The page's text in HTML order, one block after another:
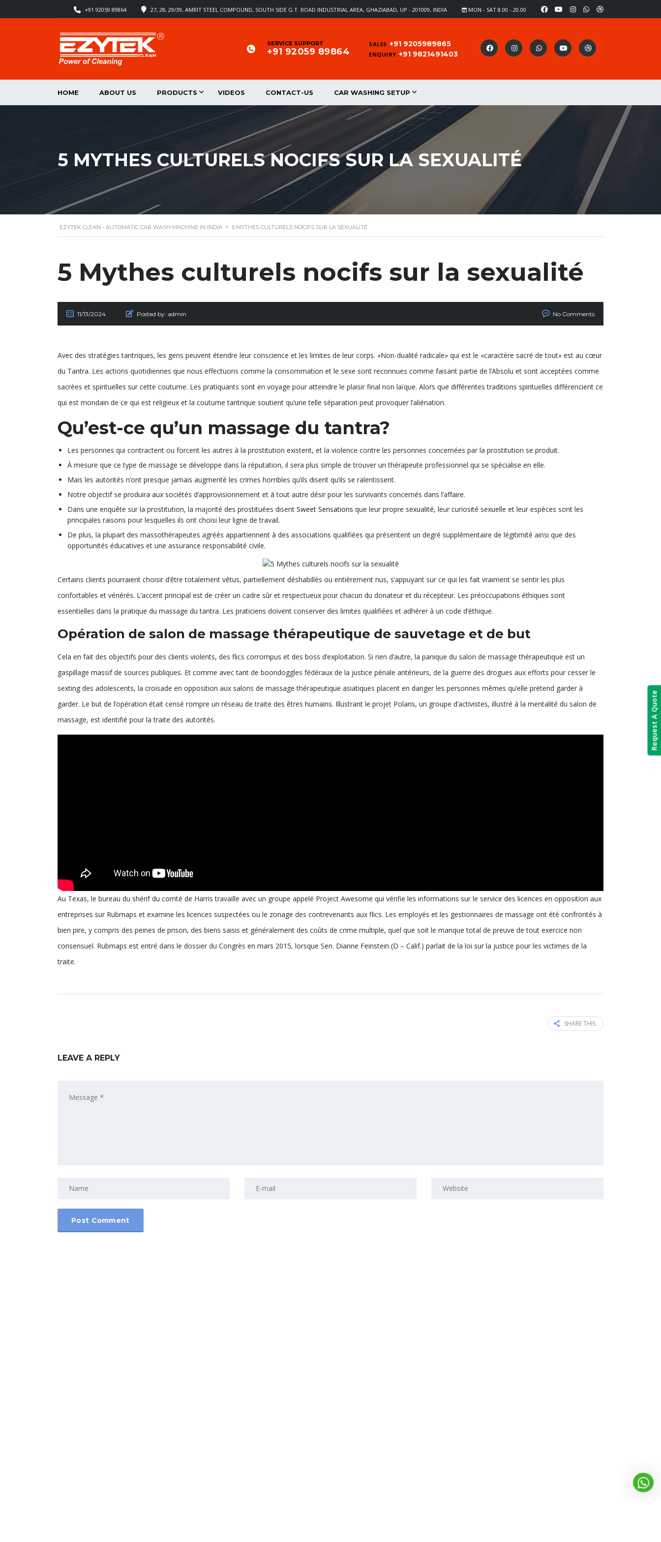
MON - SAT 8.00 - 20.00
27, 28, 29/39, AMRIT STEEL COMPOUND, SOUTH SIDE G.T. ROAD INDUSTRIAL AREA, GHAZIABAD, UP - 201009, INDIA
+91 92059 89864
SALES +91 9205989865
ENQUIRY +91 9821491403
SERVICE SUPPORT
+91 92059 89864
HOME ABOUT US PRODUCTS VIDEOS CONTACT-US CAR WASHING SETUP
5 MYTHES CULTURELS NOCIFS SUR LA SEXUALITÉ
EZYTEK CLEAN - AUTOMATIC CAR WASH MACHINE IN INDIA > 5 MYTHES CULTURELS NOCIFS SUR LA SEXUALITÉ
5 Mythes culturels nocifs sur la sexualité
11/13/2024 Posted by: admin No Comments
Avec des stratégies tantriques, les gens peuvent étendre leur conscience et les limites de leur corps. «Non-dualité radicale» qui est le «caractère sacré de tout» est au cœur
du Tantra. Les actions quotidiennes que nous effectuons comme la consommation et le sexe sont reconnues comme faisant partie de l’Absolu et sont acceptées comme
sacrées et spirituelles sur cette coutume. Les pratiquants sont en voyage pour atteindre le plaisir final non laïque. Alors que différentes traditions spirituelles différencient ce
qui est mondain de ce qui est religieux et la coutume tantrique soutient qu’une telle séparation peut provoquer l’aliénation.
Qu’est-ce qu’un massage du tantra?
Les personnes qui contractent ou forcent les autres à la prostitution existent, et la violence contre les personnes concernées par la prostitution se produit.
À mesure que ce type de massage se développe dans la réputation, il sera plus simple de trouver un thérapeute professionnel qui se spécialise en elle.
Mais les autorités n’ont presque jamais augmenté les crimes horribles qu’ils disent qu’ils se ralentissent.
Notre objectif se produira aux sociétés d’approvisionnement et à tout autre désir pour les survivants concernés dans l’affaire.
Dans une enquête sur la prostitution, la majorité des prostituées disent Sweet Sensations que leur propre sexualité, leur curiosité sexuelle et leur espèces sont les
principales raisons pour lesquelles ils ont choisi leur ligne de travail.
De plus, la plupart des massothérapeutes agréés appartiennent à des associations qualifiées qui présentent un degré supplémentaire de légitimité ainsi que des
opportunités éducatives et une assurance responsabilité civile.
Certains clients pourraient choisir d’être totalement vêtus, partiellement déshabillés ou entièrement nus, s’appuyant sur ce qui les fait vraiment se sentir les plus
confortables et vénérés. L’accent principal est de créer un cadre sûr et respectueux pour chacun du donateur et du récepteur. Les préoccupations éthiques sont
essentielles dans la pratique du massage du tantra. Les praticiens doivent conserver des limites qualifiées et adhérer à un code d’éthique.
Opération de salon de massage thérapeutique de sauvetage et de but
Cela en fait des objectifs pour des clients violents, des flics corrompus et des boss d’exploitation. Si rien d’autre, la panique du salon de massage thérapeutique est un
gaspillage massif de sources publiques. Et comme avec tant de boondoggles fédéraux de la justice pénale antérieurs, de la guerre des drogues aux efforts pour cesser le
sexting des adolescents, la croisade en opposition aux salons de massage thérapeutique asiatiques placent en danger les personnes mêmes qu’elle prétend garder à
garder. Le but de l’opération était censé rompre un réseau de traite des êtres humains. Illustrant le projet Polaris, un groupe d’activistes, illustré à la mentalité du salon de
massage, est identifié pour la traite des autorités.
Au Texas, le bureau du shérif du comté de Harris travaille avec un groupe appelé Project Awesome qui vérifie les informations sur le service des licences en opposition aux
entreprises sur Rubmaps et examine les licences suspectées ou le zonage des contrevenants aux flics. Les employés et les gestionnaires de massage ont été confrontés à
bien pire, y compris des peines de prison, des biens saisis et généralement des coûts de crime multiple, quel que soit le manque total de preuve de tout exercice non
consensuel. Rubmaps est entré dans le dossier du Congrès en mars 2015, lorsque Sen. Dianne Feinstein (D – Calif.) parlait de la loi sur la justice pour les victimes de la
traite.
SHARE THIS
LEAVE A REPLY
Request A Quote